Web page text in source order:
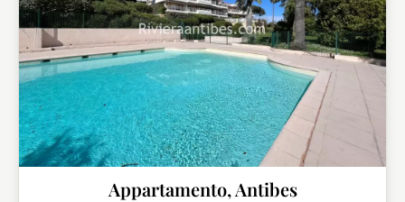
Appartamento, Antibes